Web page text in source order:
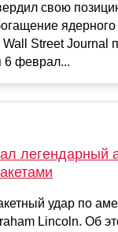
свою
Street Journal
6 феврал...
легендарный
удар по
Lincoln. Об